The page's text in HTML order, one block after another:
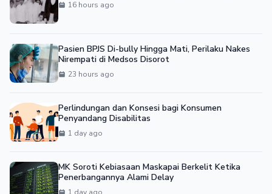
16 hours ago
Pasien BPJS Di-bully Hingga Mati, Perilaku Nakes
Nirempati di Medsos Disorot
23 hours ago
Perlindungan dan Konsesi bagi Konsumen
Penyandang Disabilitas
1 day ago
MK Soroti Kebiasaan Maskapai Berkelit Ketika
Penerbangannya Alami Delay
1 day ago